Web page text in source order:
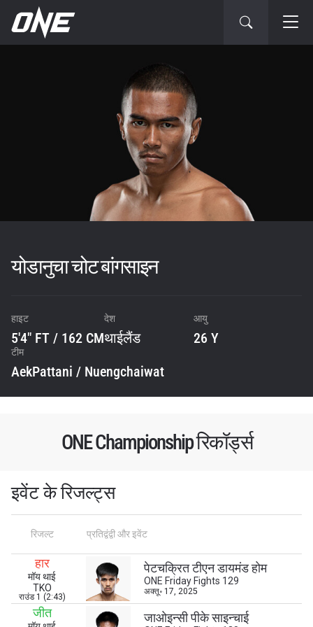
योडानुचा चोट बांगसाइन
हाइट
5'4" FT / 162 CM
देश
थाईलैंड
आयु
26 Y
टीम
AekPattani / Nuengchaiwat
ONE Championship रिकॉर्ड्स
इवेंट के रिजल्ट्स
रिजल्ट प्रतिद्वंद्वी और इवेंट
हार
मॉय थाई
TKO
राउंड 1 (2:43)
पेटचक्रित टीएन डायमंड होम
ONE Friday Fights 129
अक्तू॰ 17, 2025
जीत जाओइन्सी पीके साइन्चाई
STAY IN THE KNOW
Take ONE Championship wherever you go! Sign up now
to gain access to latest news, unlock special offers
and get first access to the best seats to our live